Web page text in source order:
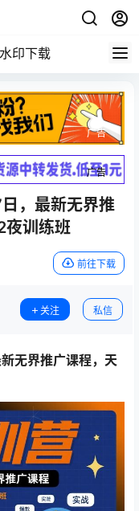
印下载
广告
广告
，最新无界推
夜训练班
前往下载
关注 私信
无界推广课程，天